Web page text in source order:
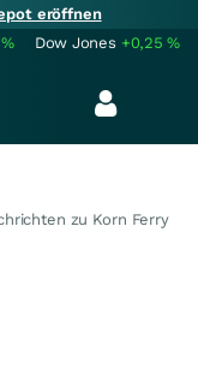
eröffnen
% Dow Jones +0,25%
zu Korn Ferry